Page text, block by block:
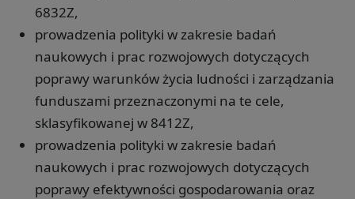
6832Z,
prowadzenia polityki w zakresie badań
naukowych i prac rozwojowych dotyczących
poprawy warunków życia ludności i zarządzania
funduszami przeznaczonymi na te cele,
sklasyfikowanej w 8412Z,
prowadzenia polityki w zakresie badań
naukowych i prac rozwojowych dotyczących
poprawy efektywności gospodarowania oraz